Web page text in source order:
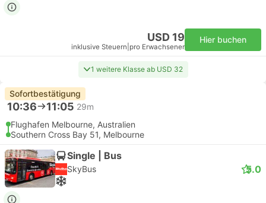
USD 19
inklusive Steuern pro Erwachsener
Hier buchen
1 weitere Klasse ab USD 32
Sofortbestätigung
10:36 11:05 29m
Flughafen Melbourne, Australien
Southern Cross Bay 51, Melbourne
Single | Bus
SkyBus 5.0